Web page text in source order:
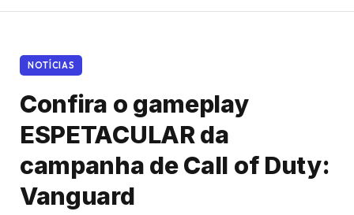
NOTÍCIAS
Confira o gameplay
ESPETACULAR da
campanha de Call of Duty:
Vanguard